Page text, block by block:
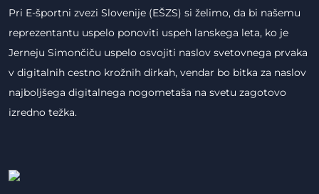
Pri E-športni zvezi Slovenije (EŠZS) si želimo, da bi našemu
reprezentantu uspelo ponoviti uspeh lanskega leta, ko je
Jerneju Simončiču uspelo osvojiti naslov svetovnega prvaka
v digitalnih cestno krožnih dirkah, vendar bo bitka za naslov
najboljšega digitalnega nogometaša na svetu zagotovo
izredno težka.